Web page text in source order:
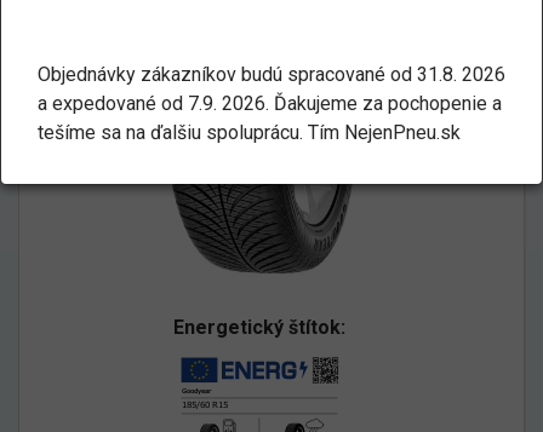
Energetický štítok:
Objednávky zákazníkov budú spracované od 31.8. 2026
a expedované od 7.9. 2026. Ďakujeme za pochopenie a
tešíme sa na ďalšiu spoluprácu. Tím NejenPneu.sk